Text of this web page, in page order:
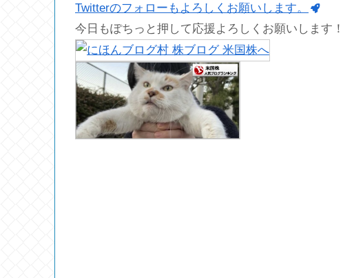
Twitterのフォローもよろしくお願いします。
今日もぽちっと押して応援よろしくお願いします！